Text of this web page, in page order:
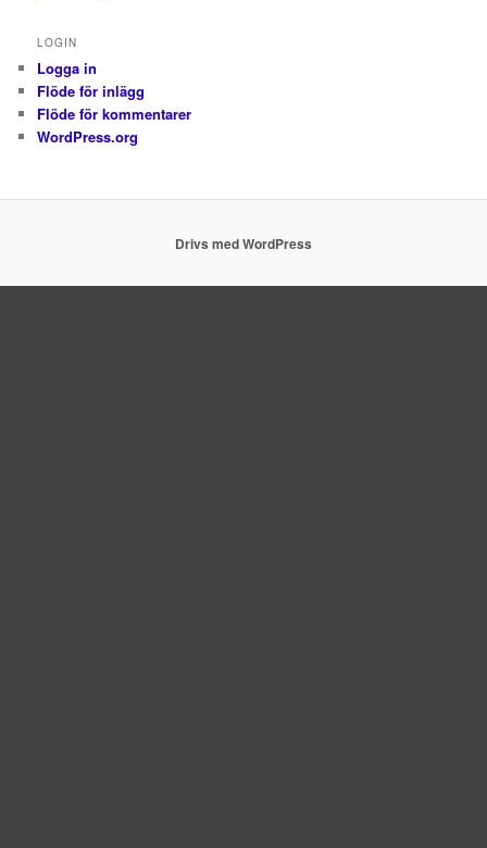
LOGIN
Logga in
Flöde för inlägg
Flöde för kommentarer
WordPress.org
Drivs med WordPress